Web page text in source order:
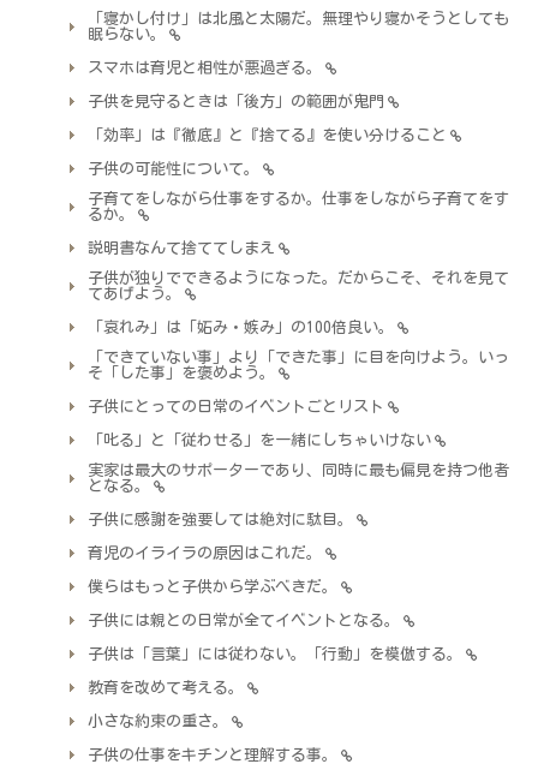
「寝かし付け」は北風と太陽だ。無理やり寝かそうとしても
眠らない。
スマホは育児と相性が悪過ぎる。
子供を見守るときは「後方」の範囲が鬼門
「効率」は『徹底』と『捨てる』を使い分けること
子供の可能性について。
子育てをしながら仕事をするか。仕事をしながら子育てをす
るか。
説明書なんて捨ててしまえ
子供が独りでできるようになった。だからこそ、それを見て
てあげよう。
「哀れみ」は「妬み・嫉み」の100倍良い。
「できていない事」より「できた事」に目を向けよう。いっ
そ「した事」を褒めよう。
子供にとっての日常のイベントごとリスト
「叱る」と「従わせる」を一緒にしちゃいけない
実家は最大のサポーターであり、同時に最も偏見を持つ他者
となる。
子供に感謝を強要しては絶対に駄目。
育児のイライラの原因はこれだ。
僕らはもっと子供から学ぶべきだ。
子供には親との日常が全てイベントとなる。
子供は「言葉」には従わない。「行動」を模倣する。
教育を改めて考える。
小さな約束の重さ。
子供の仕事をキチンと理解する事。